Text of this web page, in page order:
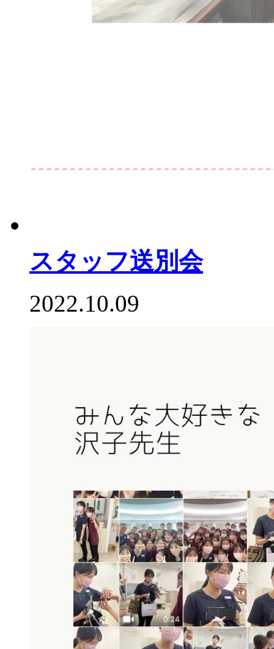
スタッフ送別会
2022.10.09